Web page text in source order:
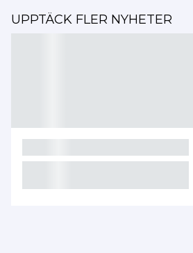
UPPTÄCK FLER NYHETER